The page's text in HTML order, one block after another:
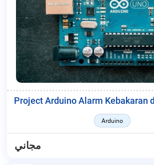
Project Arduino Alarm Kebakaran
Arduino
مجاني